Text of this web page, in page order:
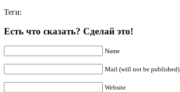
Теги:
Есть что сказать? Сделай это!
Name
Mail (will not be published)
Website